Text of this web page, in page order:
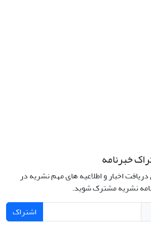
خبرنامه
دریافت اخبار و اطلاعیه های مهم نشریه در
نشریه مشترک شوید.
اشتراک